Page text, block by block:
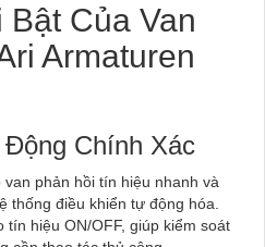
Của Van
Armaturen
Chính Xác
phản hồi tín hiệu nhanh và
thống điều khiển tự động hóa.
tín hiệu ON/OFF, giúp kiểm soát